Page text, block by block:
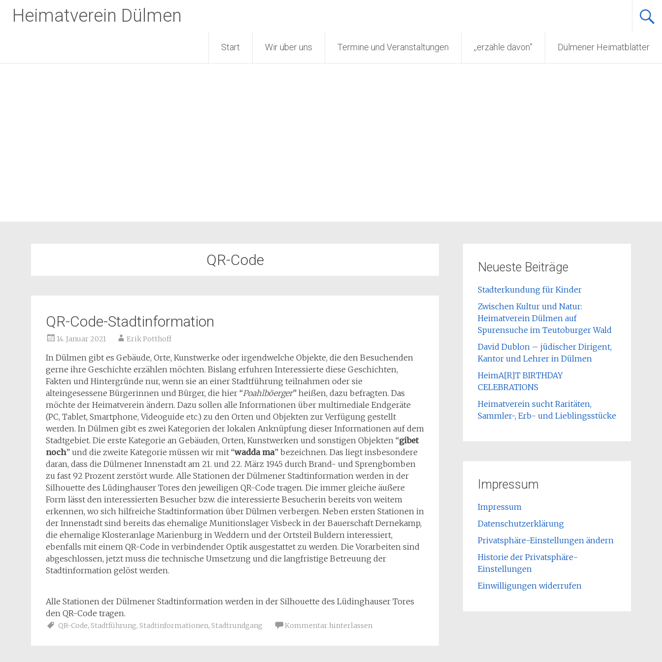
InhaltHeimatverein Dülmen
Start Wir über uns Termine und Veranstaltungen ,,erzähle davon” Dülmener Heimatblätter
QR-Code
QR-Code-Stadtinformation
14. Januar 2021 Erik Potthoff
In Dülmen gibt es Gebäude, Orte, Kunstwerke oder irgendwelche Objekte, die den Besuchenden
gerne ihre Geschichte erzählen möchten. Bislang erfuhren Interessierte diese Geschichten,
Fakten und Hintergründe nur, wenn sie an einer Stadtführung teilnahmen oder sie
alteingesessene Bürgerinnen und Bürger, die hier “Poahlböerger” heißen, dazu befragten. Das
möchte der Heimatverein ändern. Dazu sollen alle Informationen über multimediale Endgeräte
(PC, Tablet, Smartphone, Videoguide etc.) zu den Orten und Objekten zur Verfügung gestellt
werden. In Dülmen gibt es zwei Kategorien der lokalen Anknüpfung dieser Informationen auf dem
Stadtgebiet. Die erste Kategorie an Gebäuden, Orten, Kunstwerken und sonstigen Objekten “gibet
noch” und die zweite Kategorie müssen wir mit “wadda ma” bezeichnen. Das liegt insbesondere
daran, dass die Dülmener Innenstadt am 21. und 22. März 1945 durch Brand- und Sprengbomben
zu fast 92 Prozent zerstört wurde. Alle Stationen der Dülmener Stadtinformation werden in der
Silhouette des Lüdinghauser Tores den jeweiligen QR-Code tragen. Die immer gleiche äußere
Form lässt den interessierten Besucher bzw. die interessierte Besucherin bereits von weitem
erkennen, wo sich hilfreiche Stadtinformation über Dülmen verbergen. Neben ersten Stationen in
der Innenstadt sind bereits das ehemalige Munitionslager Visbeck in der Bauerschaft Dernekamp,
die ehemalige Klosteranlage Marienburg in Weddern und der Ortsteil Buldern interessiert,
ebenfalls mit einem QR-Code in verbindender Optik ausgestattet zu werden. Die Vorarbeiten sind
abgeschlossen, jetzt muss die technische Umsetzung und die langfristige Betreuung der
Stadtinformation gelöst werden.
Alle Stationen der Dülmener Stadtinformation werden in der Silhouette des Lüdinghauser Tores
den QR-Code tragen.
QR-Code, Stadtführung, Stadtinformationen, Stadtrundgang Kommentar hinterlassen
Neueste Beiträge
Stadterkundung für Kinder
Zwischen Kultur und Natur:
Heimatverein Dülmen auf
Spurensuche im Teutoburger Wald
David Dublon – jüdischer Dirigent,
Kantor und Lehrer in Dülmen
HeimA[R]T BIRTHDAY
CELEBRATIONS
Heimatverein sucht Raritäten,
Sammler-, Erb- und Lieblingsstücke
Impressum
Impressum
Datenschutzerklärung
Privatsphäre-Einstellungen ändern
Historie der Privatsphäre-
Einstellungen
Einwilligungen widerrufen